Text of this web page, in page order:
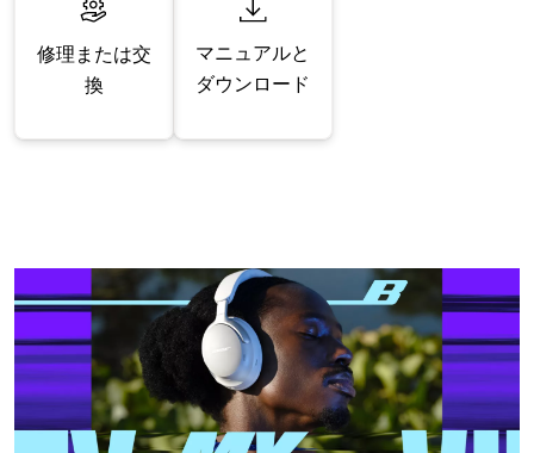
修理または交
換
マニュアルと
ダウンロード